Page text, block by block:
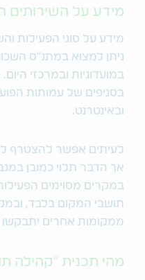
מידע על השירותים
מידע על סוגי הפעילות
ניתן למצוא במתנ"ס
במועדוניות ובמרכזי
בסניפים של עמותות
ובאינטרנט.
לעיתים אפשר להצטרף
אך הדבר תלוי כמובן
במקרים מסוימים
תושבי המקום בלבד,
ממקומות אחרים
מהי תכנית "קהילה